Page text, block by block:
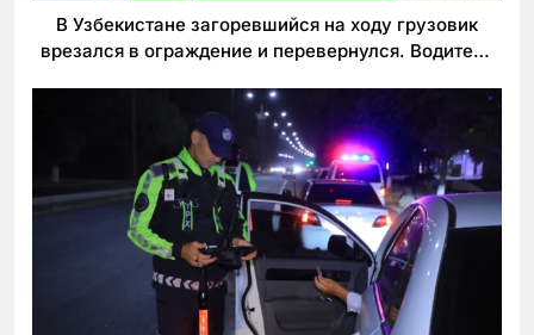
В Узбекистане загоревшийся на ходу грузовик
врезался в ограждение и перевернулся. Водитель